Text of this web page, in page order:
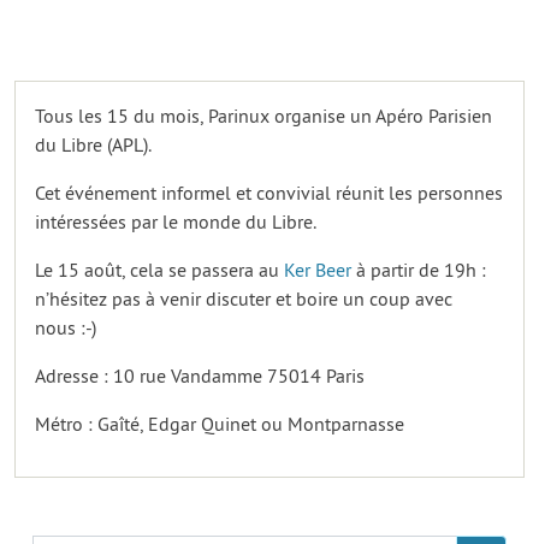
Tous les 15 du mois, Parinux organise un Apéro Parisien
du Libre (APL).
Cet événement informel et convivial réunit les personnes
intéressées par le monde du Libre.
Le 15 août, cela se passera au Ker Beerà partir de 19h :
n’hésitez pas à venir discuter et boire un coup avec
nous :-)
Adresse : 10 rue Vandamme 75014 Paris
Métro : Gaîté, Edgar Quinet ou Montparnasse